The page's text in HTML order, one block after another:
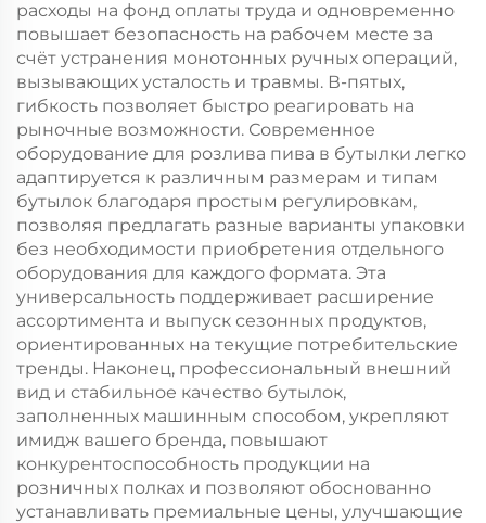
расходы на фонд оплаты труда и одновременно
повышает безопасность на рабочем месте за
счёт устранения монотонных ручных операций,
вызывающих усталость и травмы. В-пятых,
гибкость позволяет быстро реагировать на
рыночные возможности. Современное
оборудование для розлива пива в бутылки легко
адаптируется к различным размерам и типам
бутылок благодаря простым регулировкам,
позволяя предлагать разные варианты упаковки
без необходимости приобретения отдельного
оборудования для каждого формата. Эта
универсальность поддерживает расширение
ассортимента и выпуск сезонных продуктов,
ориентированных на текущие потребительские
тренды. Наконец, профессиональный внешний
вид и стабильное качество бутылок,
заполненных машинным способом, укрепляют
имидж вашего бренда, повышают
конкурентоспособность продукции на
розничных полках и позволяют обоснованно
устанавливать премиальные цены, улучшающие